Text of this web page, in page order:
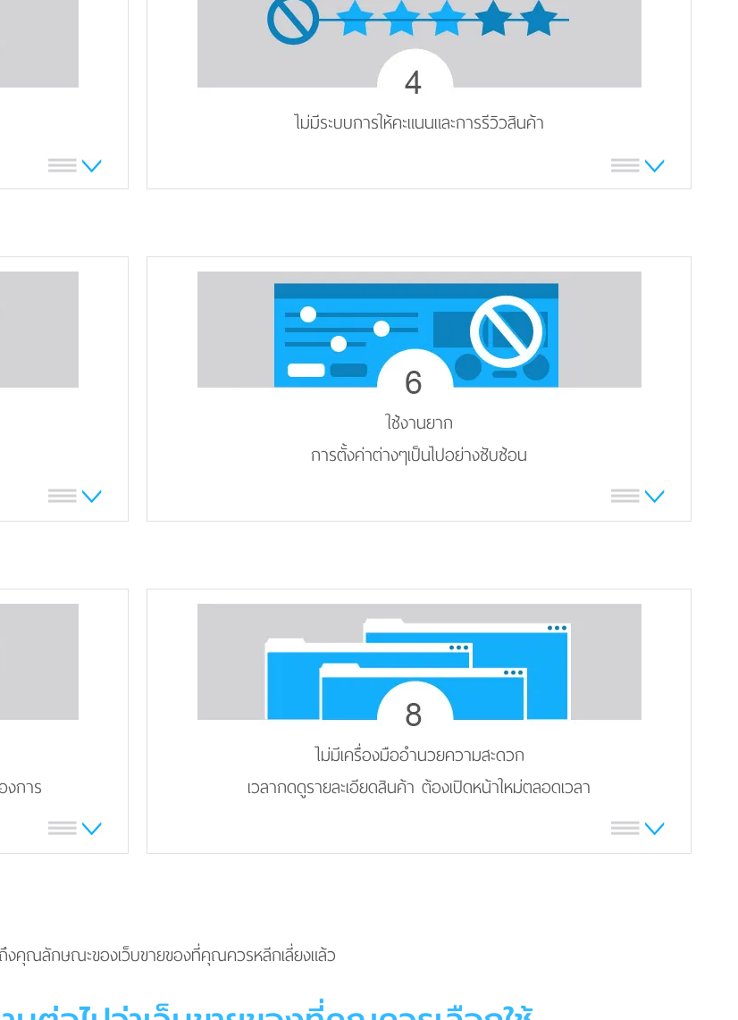
ไม่มีระบบการให้คะแนนและการรีวิวสินค้า
ใช้งานยาก
การตั้งค่าต่างๆเป็นไปอย่างซับซ้อน
งการ
ไม่มีเครื่องมืออำนวยความสะดวก
เวลากดดูรายละเอียดสินค้า ต้องเปิดหน้าใหม่ตลอดเวลา
งคุณลักษณะของเว็บขายของที่คุณควรหลีกเลี่ยงแล้ว